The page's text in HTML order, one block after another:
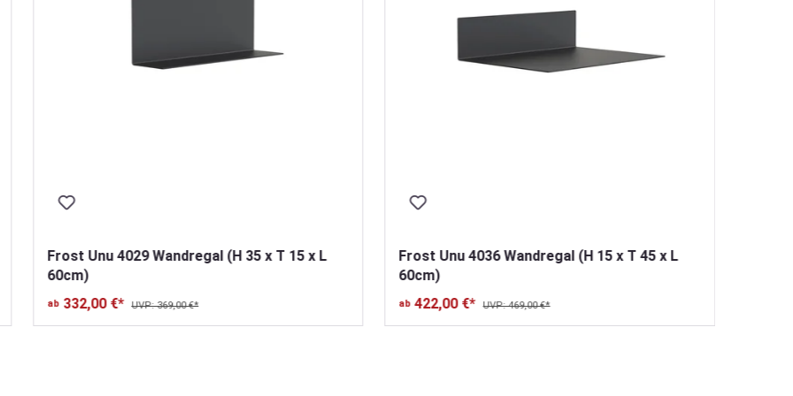
Frost Unu 4029 Wandregal (H 35 x T 15 x L
60cm)
ab 332,00 €* UVP: 369,00 €*
Frost Unu 4036 Wandregal (H 15 x T 45 x L
60cm)
ab 422,00 €* UVP: 469,00 €*